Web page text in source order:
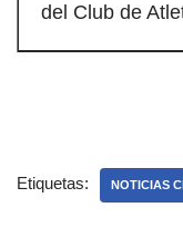
del Club de
Etiquetas: NOTICIAS